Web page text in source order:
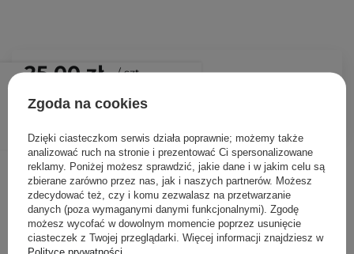
25,00 zł /szt.
Inni klienci sprawdzali również
Zgoda na cookies
Dzięki ciasteczkom serwis działa poprawnie; możemy także
analizować ruch na stronie i prezentować Ci spersonalizowane
reklamy. Poniżej możesz sprawdzić, jakie dane i w jakim celu są
zbierane zarówno przez nas, jak i naszych partnerów. Możesz
zdecydować też, czy i komu zezwalasz na przetwarzanie
danych (poza wymaganymi danymi funkcjonalnymi). Zgodę
możesz wycofać w dowolnym momencie poprzez usunięcie
ciasteczek z Twojej przeglądarki. Więcej informacji znajdziesz w
Polityce prywatności